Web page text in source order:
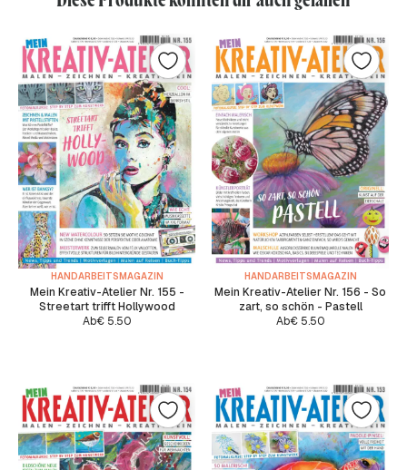
HANDARBEITSMAGAZIN
Mein Kreativ-Atelier Nr. 155 -
Streetart trifft Hollywood
Ab€5.50
HANDARBEITSMAGAZIN
Mein Kreativ-Atelier Nr. 156 - So
zart, so schön - Pastell
Ab€5.50